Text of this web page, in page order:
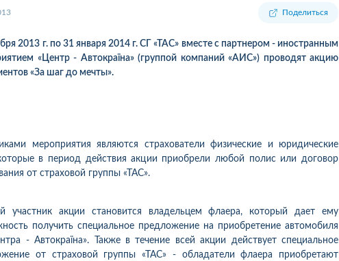
Поделиться
2013 г. по 31 января 2014 г. СГ «ТАС» вместе с партнером - иностранным
«Центр - Автокраїна» (группой компаний «АИС») проводят акцию
«За шаг до мечты».
мероприятия являются страхователи физические и юридические
в период действия акции приобрели любой полис или договор
от страховой группы «ТАС».
участник акции становится владельцем флаера, который дает ему
получить специальное предложение на приобретение автомобиля
- Автокраїна». Также в течение всей акции действует специальное
от страховой группы «ТАС» - обладатели флаера приобретают